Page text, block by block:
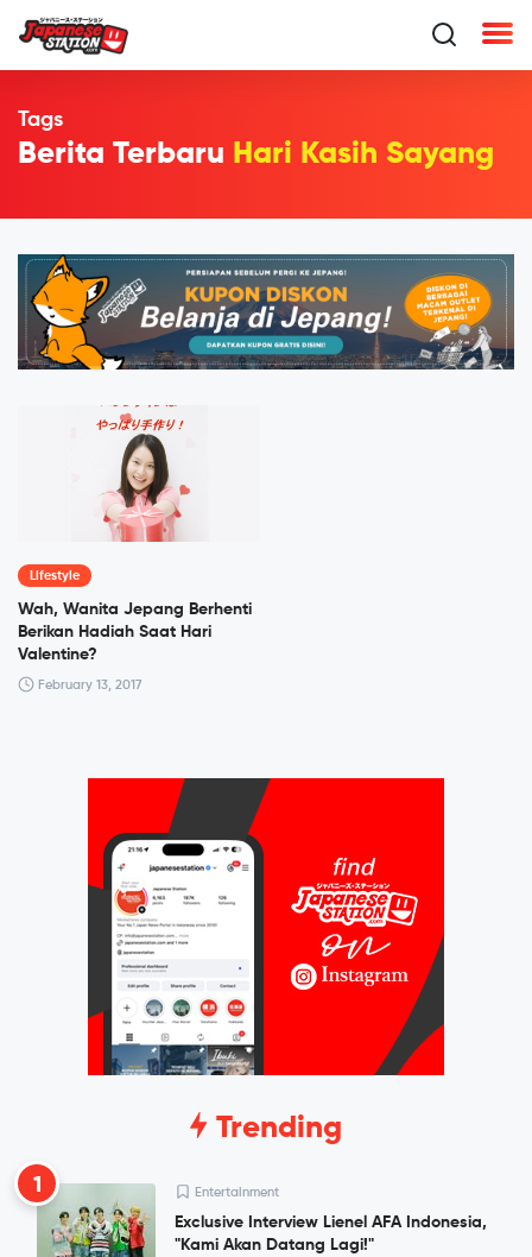
Tags
Berita Terbaru Hari Kasih Sayang
Lifestyle
Wah, Wanita Jepang Berhenti
Berikan Hadiah Saat Hari
Valentine?
February 13, 2017
Trending
1 Entertainment
Exclusive Interview Lienel AFA Indonesia,
"Kami Akan Datang Lagi!"